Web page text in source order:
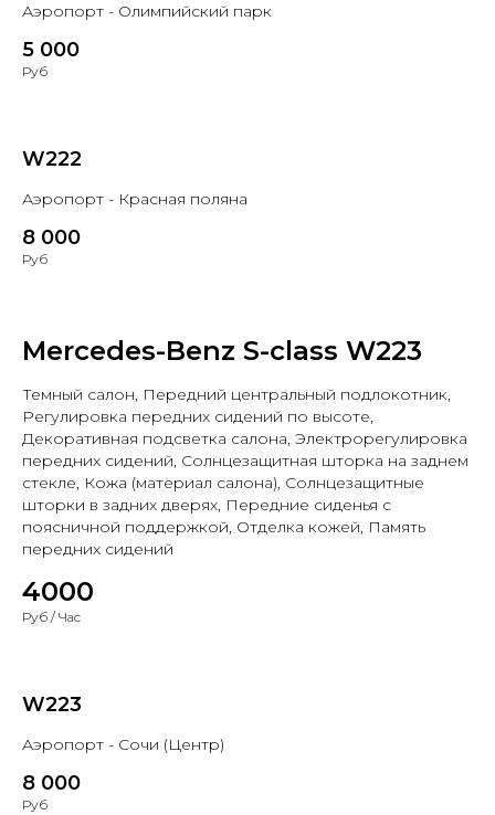
Аэропорт - Олимпийский парк
5 000
Руб
W222
Аэропорт - Красная поляна
8 000
Руб
Mercedes-Benz S-class W223
Темный салон, Передний центральный подлокотник,
Регулировка передних сидений по высоте,
Декоративная подсветка салона, Электрорегулировка
передних сидений, Солнцезащитная шторка на заднем
стекле, Кожа (материал салона), Солнцезащитные
шторки в задних дверях, Передние сиденья с
поясничной поддержкой, Отделка кожей, Память
передних сидений
4000
Руб / Час
W223
Аэропорт - Сочи (Центр)
8 000
Руб